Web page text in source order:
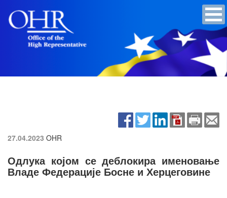
27.04.2023 OHR
Одлука којом се деблокира именовање
Владе Федерације Босне и Херцеговине